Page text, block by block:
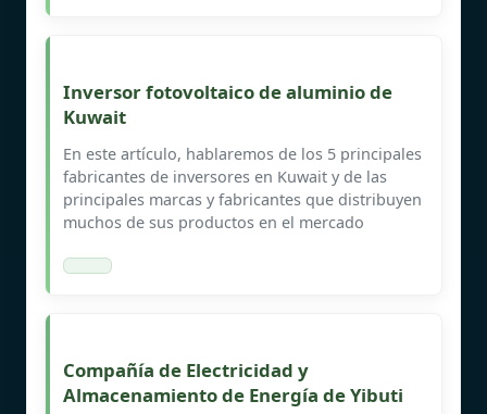
Inversor fotovoltaico de aluminio de
Kuwait
En este artículo, hablaremos de los 5 principales
fabricantes de inversores en Kuwait y de las
principales marcas y fabricantes que distribuyen
muchos de sus productos en el mercado
Compañía de Electricidad y
Almacenamiento de Energía de Yibuti